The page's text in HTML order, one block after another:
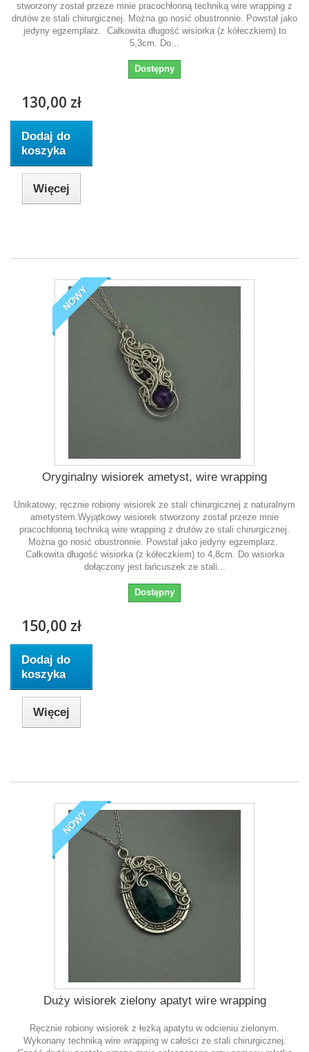
stworzony został przeze mnie pracochłonną techniką wire wrapping z
drutów ze stali chirurgicznej. Można go nosić obustronnie. Powstał jako
jedyny egzemplarz. Całkowita długość wisiorka (z kółeczkiem) to
5,3cm. Do...
Dostępny
130,00 zł
Dodaj do
koszyka
Więcej
NOWY
Oryginalny wisiorek ametyst, wire wrapping
Unikatowy, ręcznie robiony wisiorek ze stali chirurgicznej z naturalnym
ametystem.Wyjątkowy wisiorek stworzony został przeze mnie
pracochłonną techniką wire wrapping z drutów ze stali chirurgicznej.
Można go nosić obustronnie. Powstał jako jedyny egzemplarz.
Całkowita długość wisiorka (z kółeczkiem) to 4,8cm. Do wisiorka
dołączony jest łańcuszek ze stali...
Dostępny
150,00 zł
Dodaj do
koszyka
Więcej
NOWY
Duży wisiorek zielony apatyt wire wrapping
Ręcznie robiony wisiorek z łezką apatytu w odcieniu zielonym.
Wykonany techniką wire wrapping w całości ze stali chirurgicznej.